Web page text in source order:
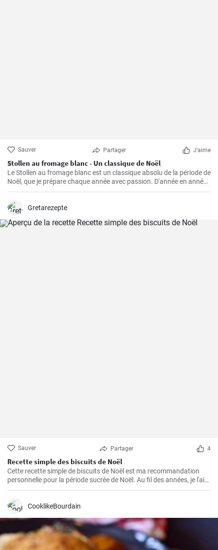
Sauver Partager J'aime
Stollen au fromage blanc - Un classique de Noël
Le Stollen au fromage blanc est un classique absolu de la période de
Noël, que je prépare chaque année avec passion. D'année en année,
j'ai perfectionné la recette et appris quelques trucs et astuces que
moelleux et aromatique, et accompagne parfaitement une tasse de
pâtisserie la plus facile à réaliser, mais croyez-moi, l'effort en vaut la
Gretarezepte
Sauver Partager 4
Recette simple des biscuits de Noël
Cette recette simple de biscuits de Noël est ma recommandation
personnelle pour la période sucrée de Noël. Au fil des années, je l'ai
préparée à plusieurs reprises dans ma propre cuisine et elle s'est
eu le plaisir de l'essayer. Les ingrédients sont faciles à trouver et la
CooklikeBourdain